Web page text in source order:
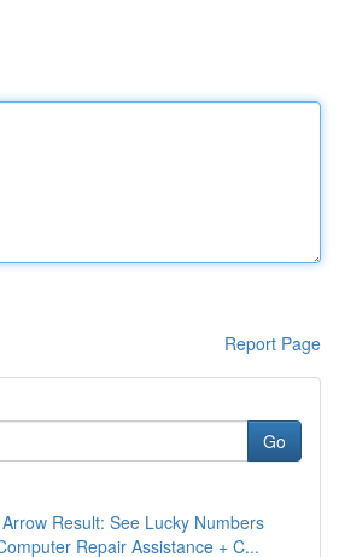
Report Page
Go
Result: See Lucky Numbers
Repair Assistance + C...